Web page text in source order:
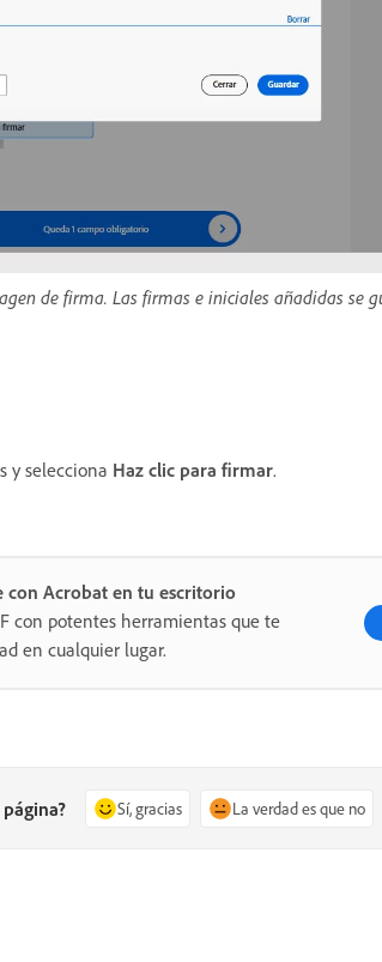
de firma. Las firmas e iniciales añadidas se
y selecciona Haz clic para firmar.
con Acrobat en tu escritorio
con potentes herramientas que te
en cualquier lugar.
Sí, gracias La verdad es que no